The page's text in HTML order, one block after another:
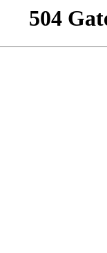
504